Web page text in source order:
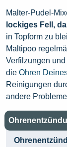
Malter-Pudel-
lockiges Fell,
in Topform zu
Maltipoo
Verfilzungen
die Ohren
Reinigungen
andere